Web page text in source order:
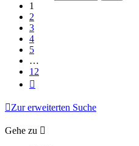
1
2
3
4
5
…
12
Zur erweiterten Suche
Gehe zu